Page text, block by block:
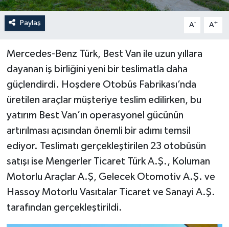
Paylaş A- A+
Mercedes-Benz Türk, Best Van ile uzun yıllara
dayanan iş birliğini yeni bir teslimatla daha
güçlendirdi. Hoşdere Otobüs Fabrikası’nda
üretilen araçlar müşteriye teslim edilirken, bu
yatırım Best Van’ın operasyonel gücünün
artırılması açısından önemli bir adımı temsil
ediyor. Teslimatı gerçekleştirilen 23 otobüsün
satışı ise Mengerler Ticaret Türk A.Ş., Koluman
Motorlu Araçlar A.Ş, Gelecek Otomotiv A.Ş. ve
Hassoy Motorlu Vasıtalar Ticaret ve Sanayi A.Ş.
tarafından gerçekleştirildi.